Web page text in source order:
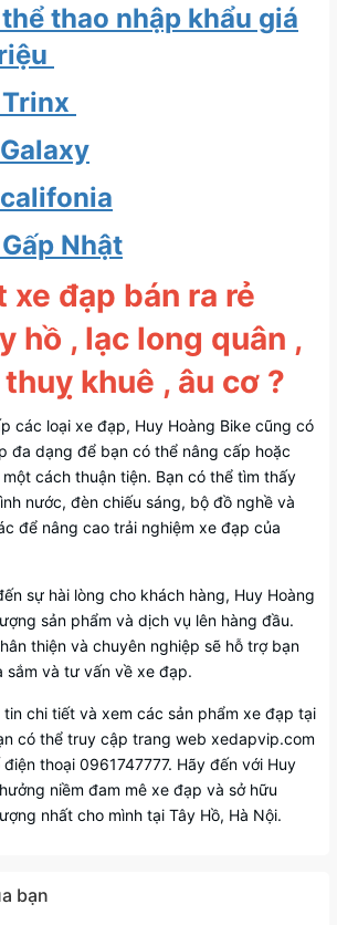
thao nhập khẩu giá
Nhật
xe đạp bán ra rẻ
hồ , lạc long quân ,
khuê , âu cơ ?
các loại xe đạp, Huy Hoàng Bike cũng có
đa dạng để bạn có thể nâng cấp hoặc
cách thuận tiện. Bạn có thể tìm thấy
nước, đèn chiếu sáng, bộ đồ nghề và
để nâng cao trải nghiệm xe đạp của
sự hài lòng cho khách hàng, Huy Hoàng
sản phẩm và dịch vụ lên hàng đầu.
thiện và chuyên nghiệp sẽ hỗ trợ bạn
sắm và tư vấn về xe đạp.
chi tiết và xem các sản phẩm xe đạp tại
có thể truy cập trang web xedapvip.com
thoại 0961747777. Hãy đến với Huy
niềm đam mê xe đạp và sở hữu
nhất cho mình tại Tây Hồ, Hà Nội.
bạn